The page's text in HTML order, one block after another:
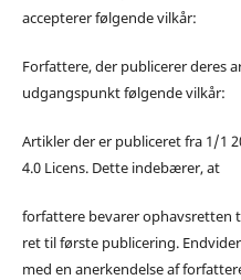
accepterer følgende vilkår:
Forfattere, der publicerer deres
udgangspunkt følgende vilkår:
Artikler der er publiceret fra 1/1
4.0 Licens. Dette indebærer, at
forfattere bevarer ophavsretten
ret til første publicering.
med en anerkendelse af